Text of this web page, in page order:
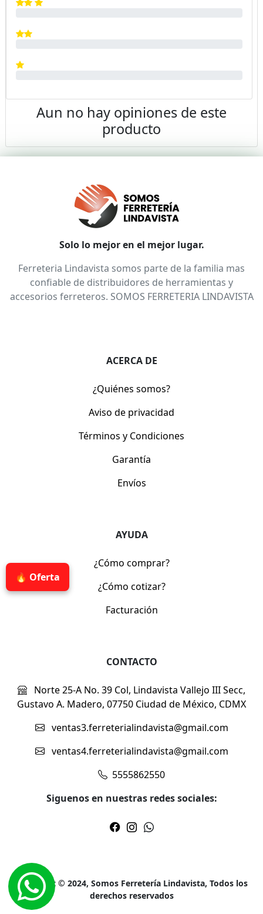
🔥 Oferta
Aun no hay opiniones de este
producto
Solo lo mejor en el mejor lugar.
Ferreteria Lindavista somos parte de la familia mas
confiable de distribuidores de herramientas y
accesorios ferreteros. SOMOS FERRETERIA LINDAVISTA
ACERCA DE
¿Quiénes somos?
Aviso de privacidad
Términos y Condiciones
Garantía
Envíos
AYUDA
¿Cómo comprar?
¿Cómo cotizar?
Facturación
CONTACTO
Norte 25-A No. 39 Col, Lindavista Vallejo III Secc,
Gustavo A. Madero, 07750 Ciudad de México, CDMX
ventas3.ferreterialindavista@gmail.com
ventas4.ferreterialindavista@gmail.com
5555862550
Siguenos en nuestras redes sociales:
Copyright © 2024, Somos Ferretería Lindavista, Todos los
derechos reservados